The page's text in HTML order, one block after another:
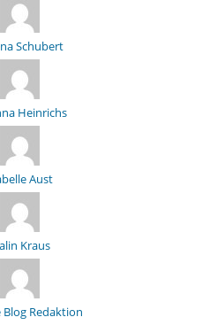
Schubert
Heinrichs
Aust
Kraus
Redaktion